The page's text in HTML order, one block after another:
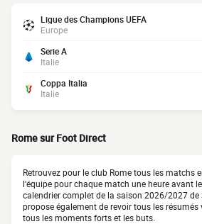
Ligue des Champions UEFA
Europe
Serie A
Italie
Coppa Italia
Italie
Rome sur Foot Direct
Retrouvez pour le club Rome tous les matchs
l'équipe pour chaque match une heure avant
calendrier complet de la saison 2026/2027 de
propose également de revoir tous les
tous les moments forts et les buts.